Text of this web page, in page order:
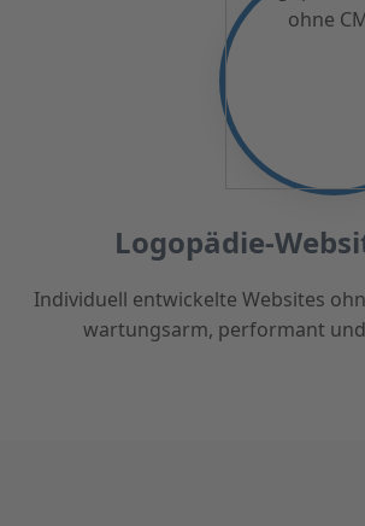
Logopädie-
Individuell entwickelte Websites
wartungsarm, performant